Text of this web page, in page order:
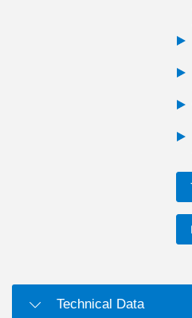
Technical Data